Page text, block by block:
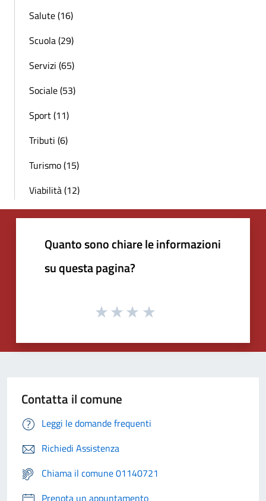
Salute (16)
Scuola (29)
Servizi (65)
Sociale (53)
Sport (11)
Tributi (6)
Turismo (15)
Viabilità (12)
Quanto sono chiare le informazioni
su questa pagina?
Contatta il comune
Leggi le domande frequenti
Richiedi Assistenza
Chiama il comune 01140721
Prenota un appuntamento